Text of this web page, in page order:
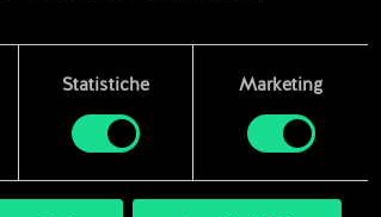
cookie e su come impostare le tue
Statistiche Marketing